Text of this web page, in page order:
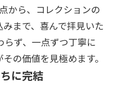
から、コレクションの
まで、喜んで拝見いた
らず、一点ずつ丁寧に
の価値を見極めます。
に完結